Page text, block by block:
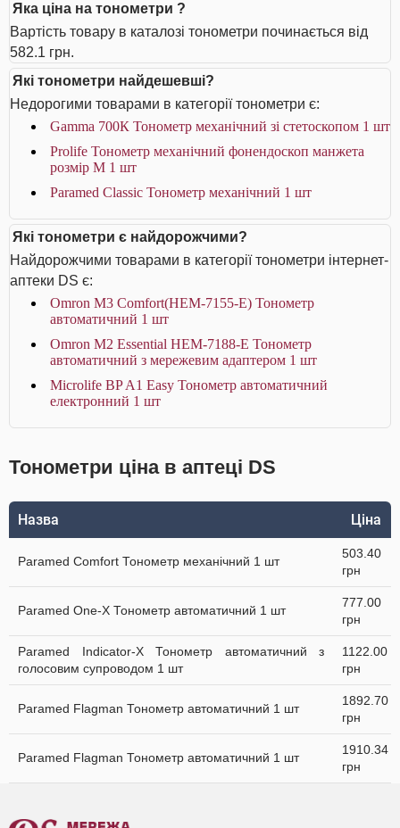
Яка ціна на тонометри ?
Вартість товару в каталозі тонометри починається від
582.1 грн.
Які тонометри найдешевші?
Недорогими товарами в категорії тонометри є:
Gamma 700К Тонометр механічний зі стетоскопом 1 шт
Prolife Тонометр механічний фонендоскоп манжета
розмір М 1 шт
Paramed Classic Тонометр механічний 1 шт
Які тонометри є найдорожчими?
Найдорожчими товарами в категорії тонометри інтернет-
аптеки DS є:
Omron M3 Comfort(HEM-7155-Е) Тонометр
автоматичний 1 шт
Omron M2 Essential HEM-7188-E Тонометр
автоматичний з мережевим адаптером 1 шт
Microlife BP A1 Easy Тонометр автоматичний
електронний 1 шт
Тонометри ціна в аптеці DS
Назва Ціна
Paramed Comfort Тонометр механічний 1 шт
503.40
грн
Paramed One-X Тонометр автоматичний 1 шт
777.00
грн
Paramed Indicator-X Тонометр автоматичний з
голосовим супроводом 1 шт
1122.00
грн
Paramed Flagman Тонометр автоматичний 1 шт
1892.70
грн
Paramed Flagman Тонометр автоматичний 1 шт
1910.34
грн